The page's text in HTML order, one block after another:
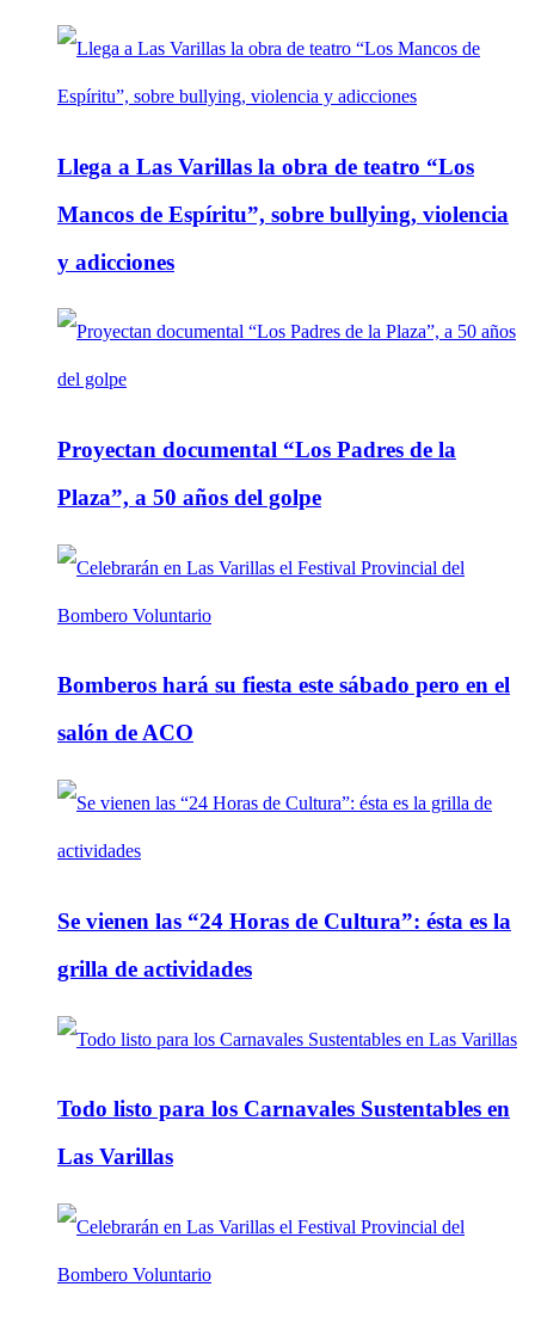
Llega a Las Varillas la obra de teatro “Los
Mancos de Espíritu”, sobre bullying, violencia
y adicciones
Proyectan documental “Los Padres de la
Plaza”, a 50 años del golpe
Bomberos hará su fiesta este sábado pero en el
salón de ACO
Se vienen las “24 Horas de Cultura”: ésta es la
grilla de actividades
Todo listo para los Carnavales Sustentables en
Las Varillas